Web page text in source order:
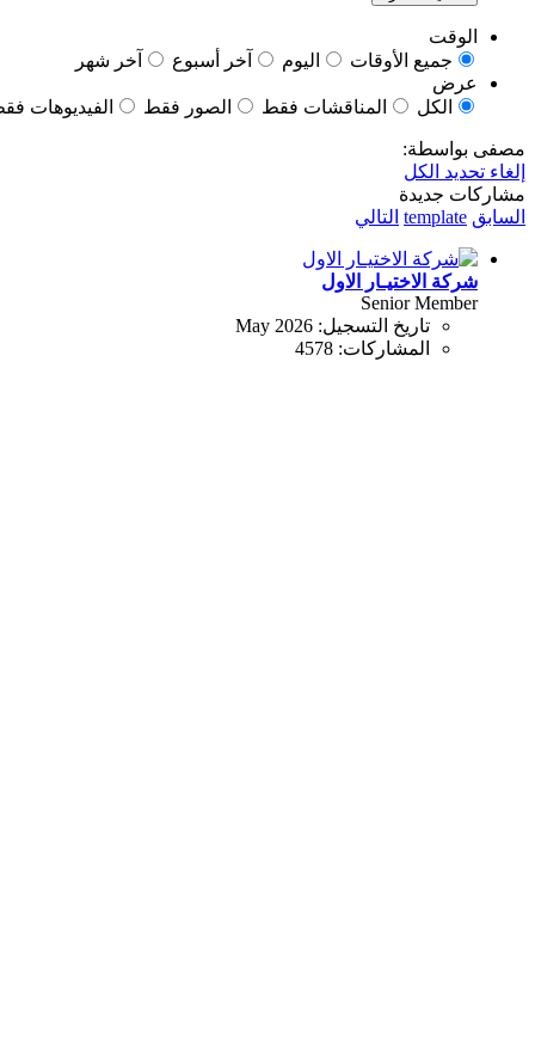
الوقت
جميع الأوقات
اليوم آخر أسبوع
آخر شهر
عرض
الكل
المناقشات فقط الصور فقط الفيديوهات
مصفى بواسطة:
إلغاء تحديد الكل
مشاركات جديدة
السابق template التالي
شركة الاختيـار الاول
Senior Member
تاريخ التسجيل: May 2026
المشاركات: 4578